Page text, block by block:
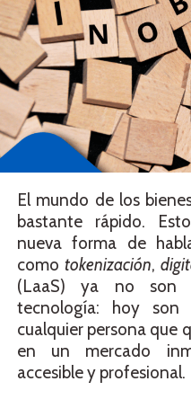
El mundo de los
bastante rápido.
nueva forma de
como tokenización,
(LaaS) ya no son
tecnología: hoy son
cualquier persona que
en un mercado
accesible y profesional.